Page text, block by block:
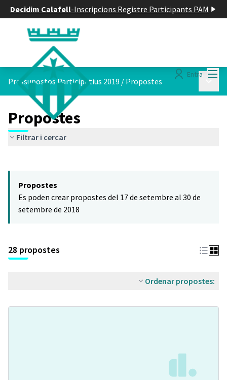
Decidim Calafell-Inscripcions Registre Participants PAM
Entra
Pressupostos Participatius 2019 / Propostes
Propostes
Filtrar i cercar
−
Propostes
Es poden crear propostes del 17 de setembre al 30 de
setembre de 2018
28 propostes
Ordenar propostes: